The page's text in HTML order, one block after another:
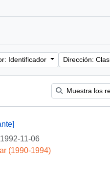
Identificador Dirección:
Muestra los
1992-11-06
(1990-1994)